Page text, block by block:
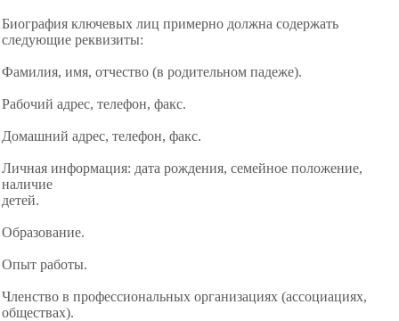
Биография ключевых лиц примерно должна содержать
следующие реквизиты:
Фамилия, имя, отчество (в родительном падеже).
Рабочий адрес, телефон, факс.
Домашний адрес, телефон, факс.
Личная информация: дата рождения, семейное положение,
наличие
детей.
Образование.
Опыт работы.
Членство в профессиональных организациях (ассоциациях,
обществах).